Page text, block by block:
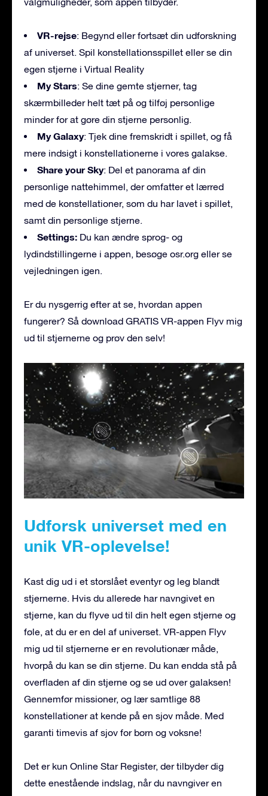
VR-rejse: Begynd eller fortsæt din udforskning
af universet. Spil konstellationsspillet eller se din
egen stjerne i Virtual Reality
My Stars: Se dine gemte stjerner, tag
skærmbilleder helt tæt på og tilføj personlige
minder for at gøre din stjerne personlig.
My Galaxy: Tjek dine fremskridt i spillet, og få
mere indsigt i konstellationerne i vores galakse.
Share your Sky: Del et panorama af din
personlige nattehimmel, der omfatter et lærred
med de konstellationer, som du har lavet i spillet,
samt din personlige stjerne.
Settings: Du kan ændre sprog- og
lydindstillingerne i appen, besøge osr.org eller se
vejledningen igen.
Er du nysgerrig efter at se, hvordan appen
fungerer? Så download GRATIS VR-appen Flyv mig
ud til stjernerne og prøv den selv!
Udforsk universet med en
unik VR-oplevelse!
Kast dig ud i et storslået eventyr og leg blandt
stjernerne. Hvis du allerede har navngivet en
stjerne, kan du flyve ud til din helt egen stjerne og
føle, at du er en del af universet. VR-appen Flyv
mig ud til stjernerne er en revolutionær måde,
hvorpå du kan se din stjerne. Du kan endda stå på
overfladen af din stjerne og se ud over galaksen!
Gennemfør missioner, og lær samtlige 88
konstellationer at kende på en sjov måde. Med
garanti timevis af sjov for børn og voksne!
Det er kun Online Star Register, der tilbyder dig
dette enestående indslag, når du navngiver en